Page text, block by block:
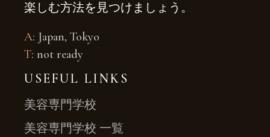
楽しむ方法を見つけましょう。
A: Japan, Tokyo
T: not ready
USEFUL LINKS
美容専門学校
美容専門学校 一覧